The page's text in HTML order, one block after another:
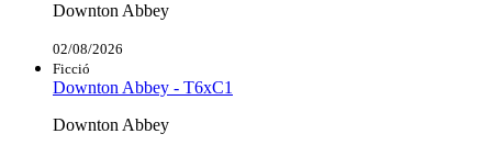
Downton Abbey
02/08/2026
Ficció
Downton Abbey - T6xC1
Downton Abbey